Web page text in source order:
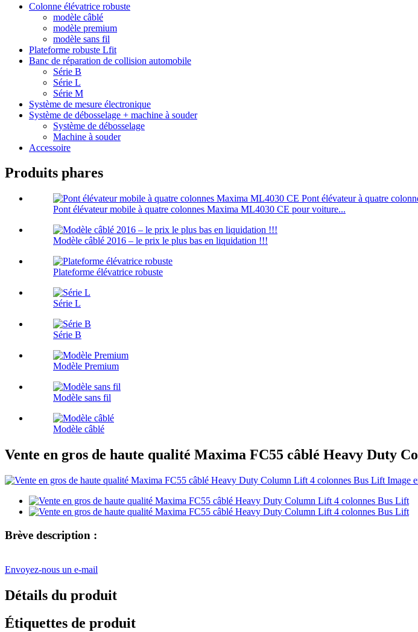
Colonne élévatrice robuste
modèle câblé
modèle premium
modèle sans fil
Plateforme robuste Lfit
Banc de réparation de collision automobile
Série B
Série L
Série M
Système de mesure électronique
Système de débosselage + machine à souder
Système de débosselage
Machine à souder
Accessoire
Produits phares
Pont élévateur mobile à quatre colonnes Maxima ML4030 CE pour voiture...
Modèle câblé 2016 – le prix le plus bas en liquidation !!!
Plateforme élévatrice robuste
Série L
Série B
Modèle Premium
Modèle sans fil
Modèle câblé
Vente en gros de haute qualité Maxima FC55 câblé Heavy Duty
Brève description :
Envoyez-nous un e-mail
Détails du produit
Étiquettes de produit